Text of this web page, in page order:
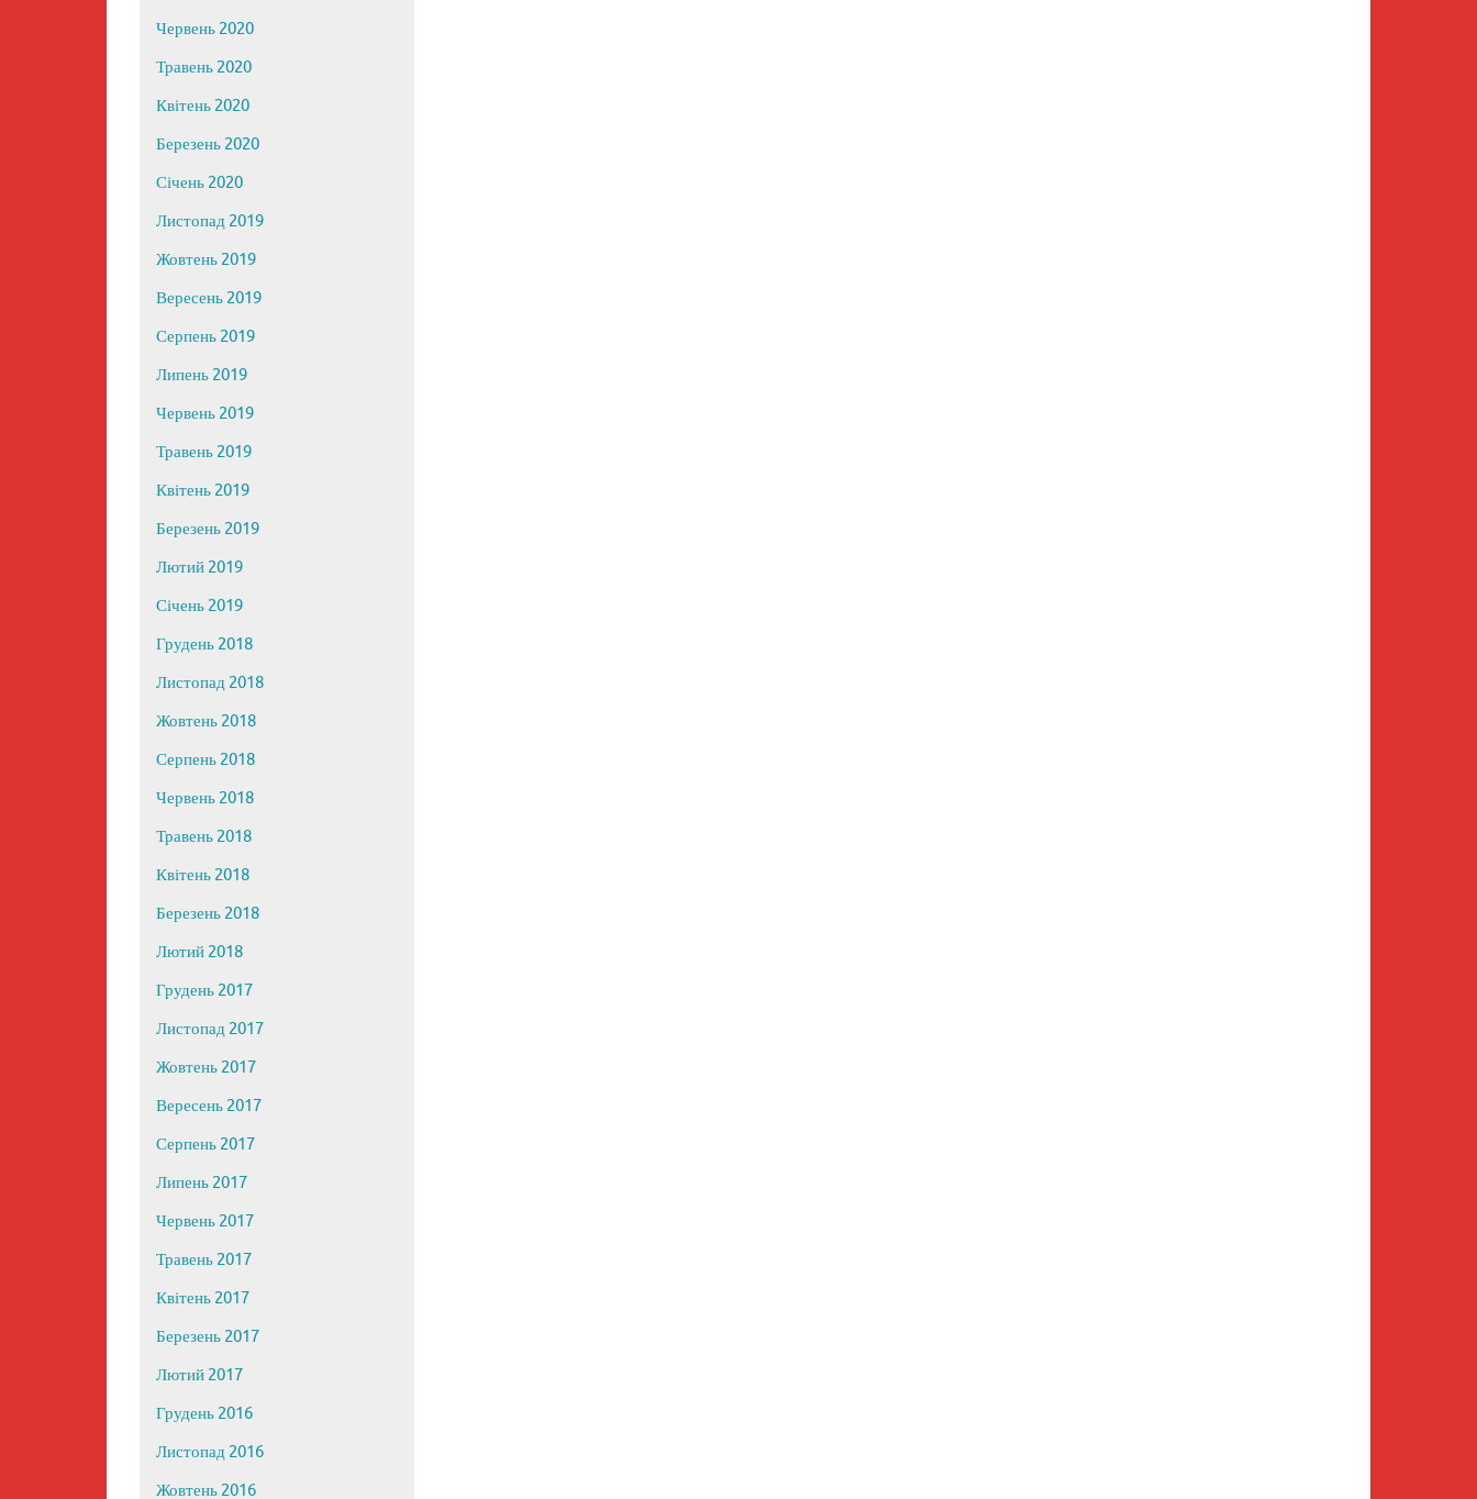
Червень 2020
Травень 2020
Квітень 2020
Березень 2020
Січень 2020
Листопад 2019
Жовтень 2019
Вересень 2019
Серпень 2019
Липень 2019
Червень 2019
Травень 2019
Квітень 2019
Березень 2019
Лютий 2019
Січень 2019
Грудень 2018
Листопад 2018
Жовтень 2018
Серпень 2018
Червень 2018
Травень 2018
Квітень 2018
Березень 2018
Лютий 2018
Грудень 2017
Листопад 2017
Жовтень 2017
Вересень 2017
Серпень 2017
Липень 2017
Червень 2017
Травень 2017
Квітень 2017
Березень 2017
Лютий 2017
Грудень 2016
Листопад 2016
Жовтень 2016